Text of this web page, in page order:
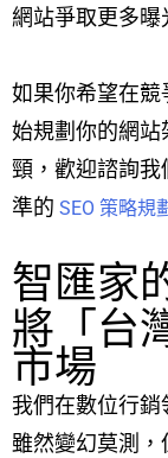
網站爭取更多曝
如果你希望在競
始規劃你的網
頸，歡迎諮詢
準的 SEO 策略規
智匯家
將「台
市場
我們在數位行
雖然變幻莫測，